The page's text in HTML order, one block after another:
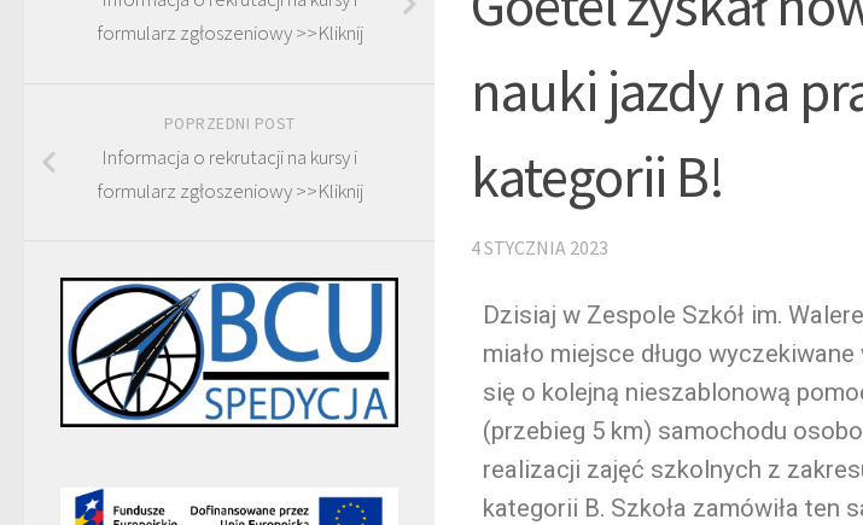
nauki jazdy na
kategorii B!
4 STYCZNIA 2023
Dzisiaj w Zespole Szkół im.
miało miejsce długo
się o kolejną nieszablonową
(przebieg 5 km) samochodu
realizacji zajęć szkolnych z
kategorii B. Szkoła zamówiła ten
formularz zgłoszeniowy >>Kliknij
POPRZEDNI POST
Informacja o rekrutacji na kursy i
formularz zgłoszeniowy >>Kliknij